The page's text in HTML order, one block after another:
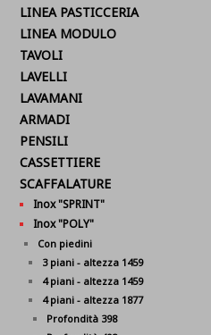
LINEA PASTICCERIA
LINEA MODULO
TAVOLI
LAVELLI
LAVAMANI
ARMADI
PENSILI
CASSETTIERE
SCAFFALATURE
Inox "SPRINT"
Inox "POLY"
Con piedini
3 piani - altezza 1459
4 piani - altezza 1459
4 piani - altezza 1877
Profondità 398